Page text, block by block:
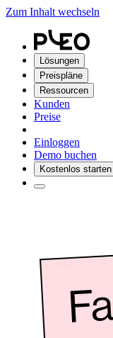
Zum Inhalt wechseln
Lösungen
Preispläne
Ressourcen
Kunden
Preise
Einloggen
Demo buchen
Kostenlos starten